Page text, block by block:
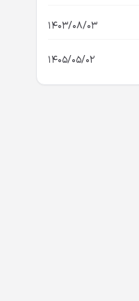
1403/08/03
1405/05/02